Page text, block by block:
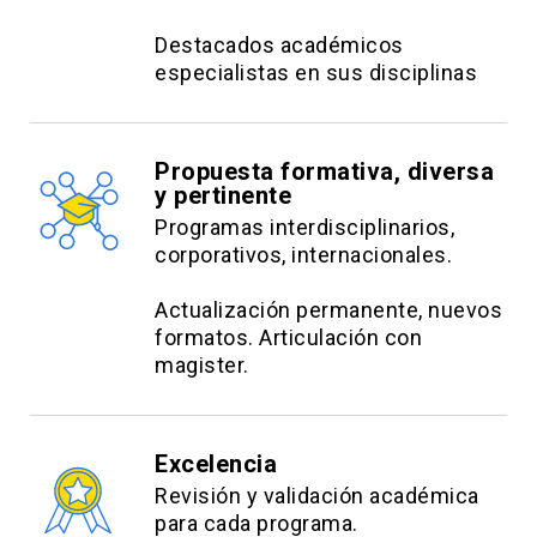
Destacados académicos
especialistas en sus disciplinas
Propuesta formativa, diversa
y pertinente
Programas interdisciplinarios,
corporativos, internacionales.
Actualización permanente, nuevos
formatos. Articulación con
magister.
Excelencia
Revisión y validación académica
para cada programa.